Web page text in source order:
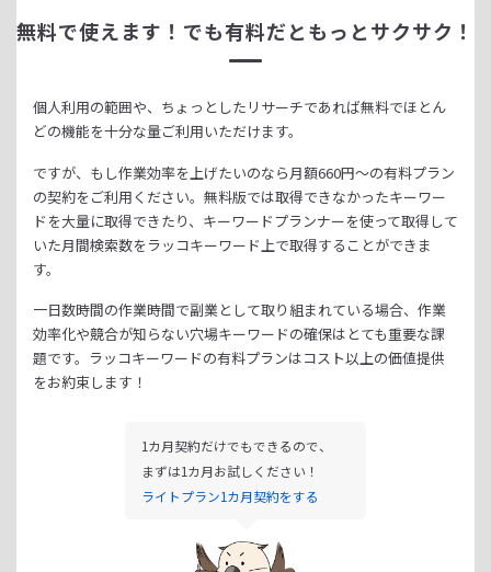
無料で使えます！ でも有料だともっとサクサク！
個人利用の範囲や、ちょっとしたリサーチであれば無料でほとん
どの機能を十分な量ご利用いただけます。
ですが、もし作業効率を上げたいのなら月額660円～の有料プラン
の契約をご利用ください。 無料版では取得できなかったキーワー
ドを大量に取得できたり、 キーワードプランナーを使って取得して
いた月間検索数をラッコキーワード上で取得することができま
す。
一日数時間の作業時間で副業として取り組まれている場合、 作業
効率化や競合が知らない穴場キーワードの確保はとても重要な課
題です。 ラッコキーワードの有料プランはコスト以上の価値提供
をお約束します！
1カ月契約だけでもできるので、
まずは1カ月お試しください！
ライトプラン1カ月契約をする